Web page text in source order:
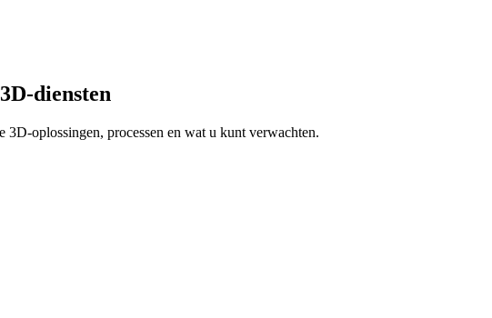
diensten
oplossingen, processen en wat u kunt verwachten.